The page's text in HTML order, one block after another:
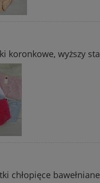
koronkowe, wyższy
chłopięce bawełniane